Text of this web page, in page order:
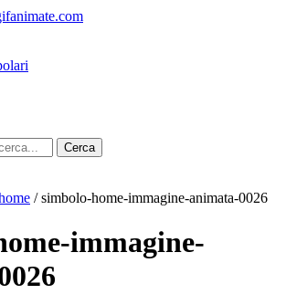
Cerca
/ simbolo-home-immagine-animata-0026
immagine-